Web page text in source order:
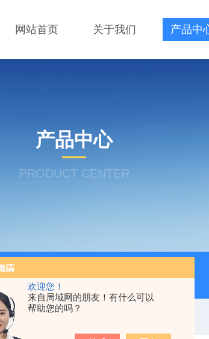
欢迎您！
来自局域网的朋友！有什么可以
帮助您的吗？
网站首页 关于我们 产品中
产品中心
PRODUCT CENTER
胞增殖与细胞毒性检测试剂盒